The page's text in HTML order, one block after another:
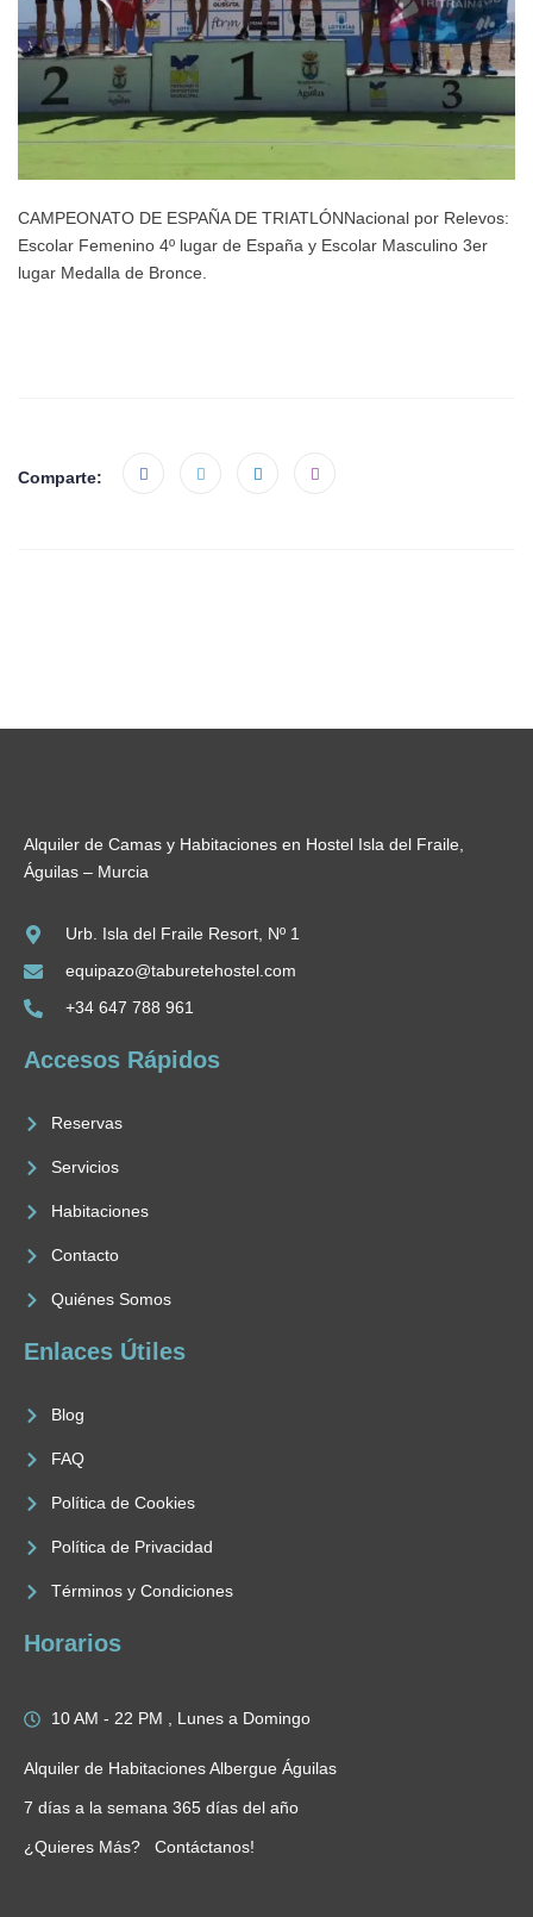
CAMPEONATO DE ESPAÑA DE TRIATLÓNNacional por Relevos:
Escolar Femenino 4º lugar de España y Escolar Masculino 3er
lugar Medalla de Bronce.
Comparte:
Alquiler de Camas y Habitaciones en Hostel Isla del Fraile,
Águilas – Murcia
Urb. Isla del Fraile Resort, Nº 1
equipazo@taburetehostel.com
+34 647 788 961
Accesos Rápidos
Reservas
Servicios
Habitaciones
Contacto
Quiénes Somos
Enlaces Útiles
Blog
FAQ
Política de Cookies
Política de Privacidad
Términos y Condiciones
Horarios
10 AM - 22 PM , Lunes a Domingo
Alquiler de Habitaciones Albergue Águilas
7 días a la semana 365 días del año
¿Quieres Más? Contáctanos!